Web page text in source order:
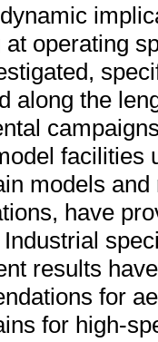
operating
along the
facilities
models
have
results
for
for high-